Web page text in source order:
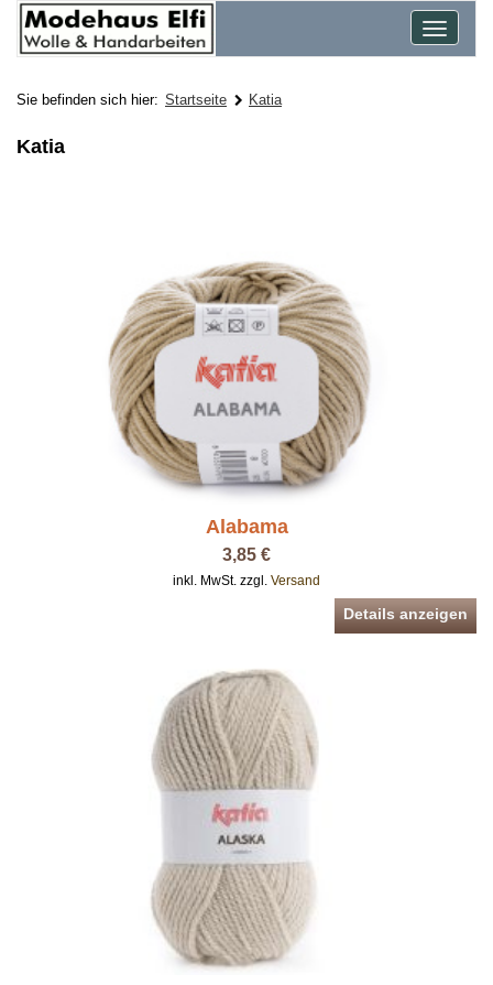
Toggle
Sie befinden sich hier: Startseite Katia
Katia
Alabama
3,85 €
inkl. MwSt. zzgl. Versand
Details anzeigen